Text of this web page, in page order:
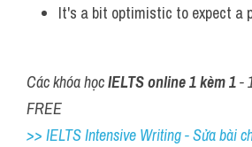
It's a bit optimistic to expect a
Các khóa học IELTS online 1 kèm 1 -
FREE
>> IELTS Intensive Writing - Sửa bài